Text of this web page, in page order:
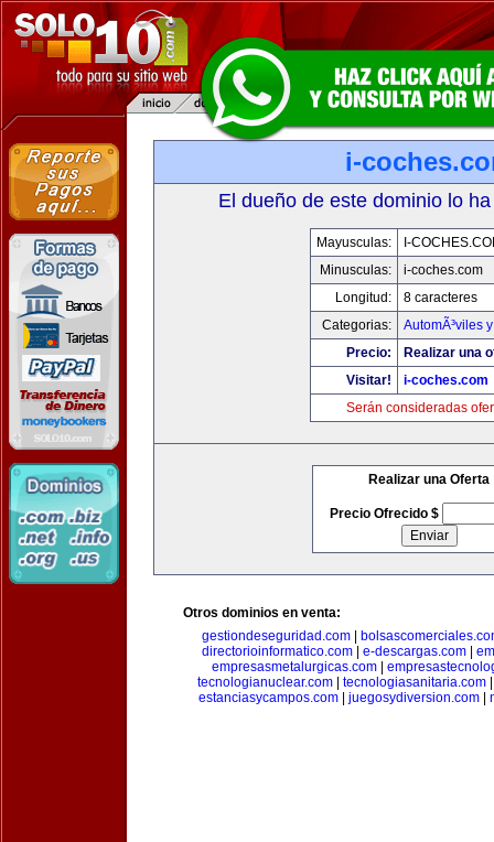
i-
El dueño de este dominio lo
Mayusculas:
I-
Minusculas:
i-coches.com
Longitud:
8 caracteres
Categorias:
AutomÃ³viles
Precio:
Realizar una
Visitar!
i-coches.com
Serán consideradas
Realizar una Oferta
Precio Ofrecido $
Otros dominios en venta:
gestiondeseguridad.com
directorioinformatico.com
e-descargas.com
empresasmetalurgicas.com|
tecnologianuclear.com| tecnologiasanitaria.com
estanciasycampos.com| juegosydiversion.com|